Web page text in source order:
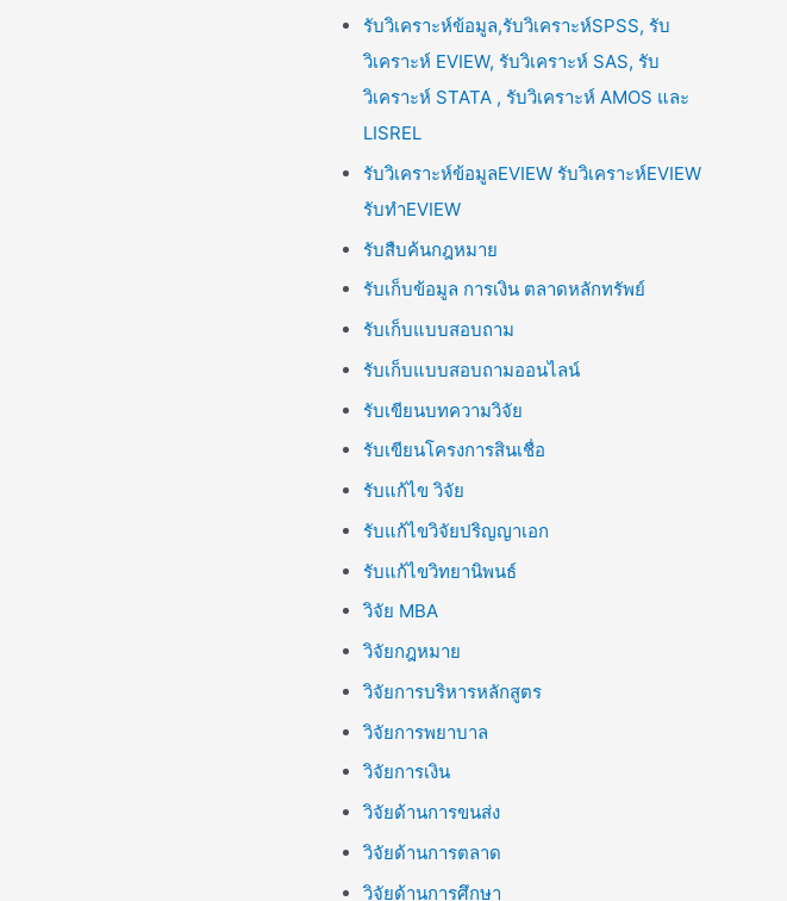
รับวิเคราะห์ข้อมูล,รับวิเคราะห์SPSS, รับ
วิเคราะห์ EVIEW, รับวิเคราะห์ SAS, รับ
วิเคราะห์ STATA , รับวิเคราะห์ AMOS และ
LISREL
รับวิเคราะห์ข้อมูลEVIEW รับวิเคราะห์EVIEW
รับทำEVIEW
รับสืบค้นกฎหมาย
รับเก็บข้อมูล การเงิน ตลาดหลักทรัพย์
รับเก็บแบบสอบถาม
รับเก็บแบบสอบถามออนไลน์
รับเขียนบทความวิจัย
รับเขียนโครงการสินเชื่อ
รับแก้ไข วิจัย
รับแก้ไขวิจัยปริญญาเอก
รับแก้ไขวิทยานิพนธ์
วิจัย MBA
วิจัยกฎหมาย
วิจัยการบริหารหลักสูตร
วิจัยการพยาบาล
วิจัยการเงิน
วิจัยด้านการขนส่ง
วิจัยด้านการตลาด
วิจัยด้านการศึกษา